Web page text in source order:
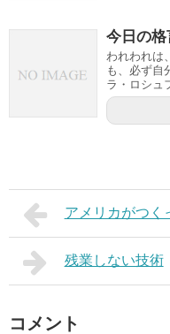
今日の格
われわれは
も、必ず自
ラ・ロシュ
アメリカがつく
残業しない技術
コメント